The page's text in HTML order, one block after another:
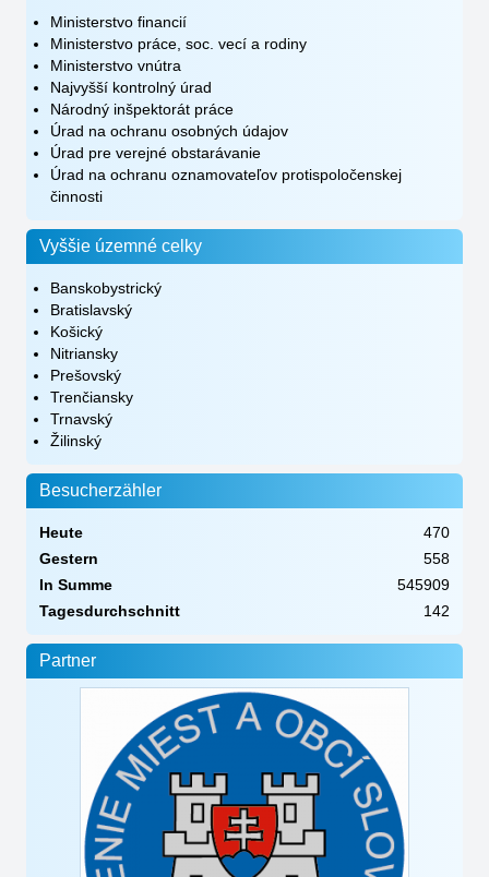
Ministerstvo financií
Ministerstvo práce, soc. vecí a rodiny
Ministerstvo vnútra
Najvyšší kontrolný úrad
Národný inšpektorát práce
Úrad na ochranu osobných údajov
Úrad pre verejné obstarávanie
Úrad na ochranu oznamovateľov protispoločenskej
činnosti
Vyššie územné celky
Banskobystrický
Bratislavský
Košický
Nitriansky
Prešovský
Trenčiansky
Trnavský
Žilinský
Besucherzähler
Heute
470
Gestern
558
In Summe
545909
Tagesdurchschnitt
142
Partner